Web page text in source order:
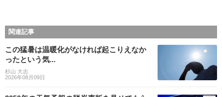
関連記事
この猛暑は温暖化がなければ起こりえなか
ったという気...
杉山 大志
2026年08月09日